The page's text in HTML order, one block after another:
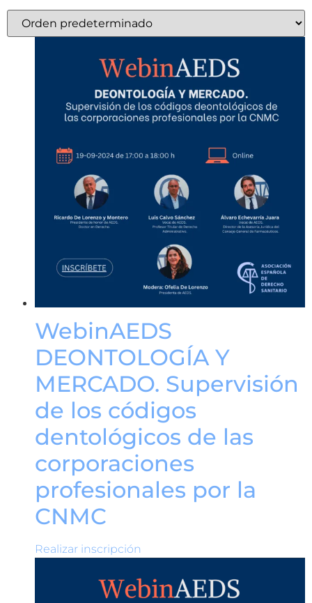
WebinAEDS
DEONTOLOGÍA Y
MERCADO. Supervisión
de los códigos
dentológicos de las
corporaciones
profesionales por la
CNMC
Realizar inscripción